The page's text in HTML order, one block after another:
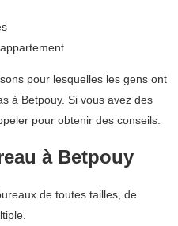
pour lesquelles les gens ont
à Betpouy. Si vous avez des
pour obtenir des conseils.
à Betpouy
de toutes tailles, de